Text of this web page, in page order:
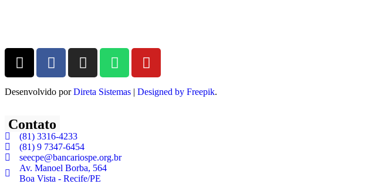
Desenvolvido porDireta Sistemas | Designed by Freepik.
Contato
(81) 3316-4233
(81) 9 7347-6454
seecpe@bancariospe.org.br
Av. Manoel Borba, 564
Boa Vista - Recife/PE